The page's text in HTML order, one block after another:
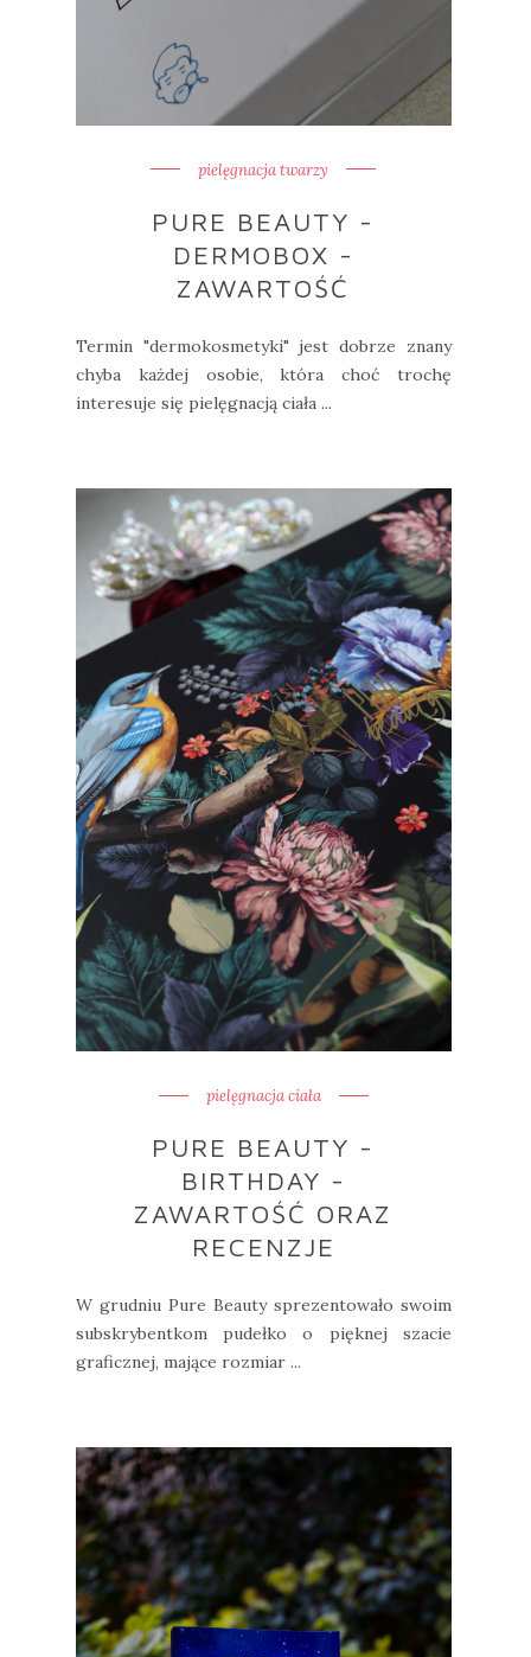
pielęgnacja twarzy
PURE BEAUTY -
DERMOBOX -
ZAWARTOŚĆ
Termin "dermokosmetyki" jest dobrze znany
chyba każdej osobie, która choć trochę
interesuje się pielęgnacją ciała ...
pielęgnacja ciała
PURE BEAUTY -
BIRTHDAY -
ZAWARTOŚĆ ORAZ
RECENZJE
W grudniu Pure Beauty sprezentowało swoim
subskrybentkom pudełko o pięknej szacie
graficznej, mające rozmiar ...